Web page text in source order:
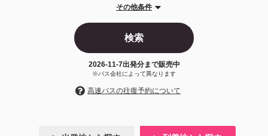
その他条件
検索
2026-11-7出発分まで販売中
※バス会社によって異なります
高速バスの往復予約について